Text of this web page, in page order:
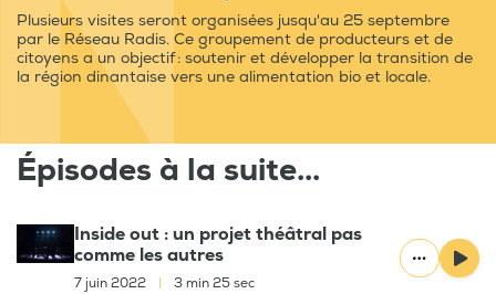
Plusieurs visites seront organisées jusqu'au 25 septembre
par le Réseau Radis. Ce groupement de producteurs et de
citoyens a un objectif : soutenir et développer la transition de
la région dinantaise vers une alimentation bio et locale.
Épisodes à la suite...
Inside out : un projet théâtral pas
comme les autres
7 juin 2022 3 min 25 sec